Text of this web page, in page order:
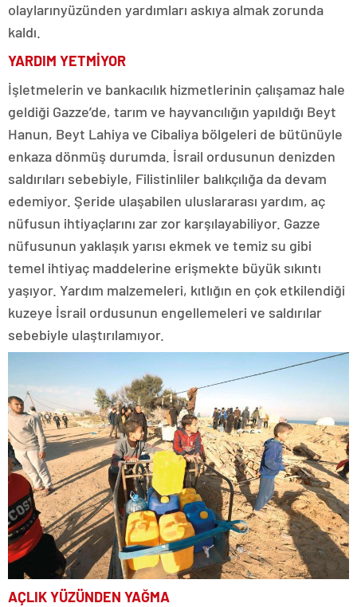
olaylarınyüzünden yardımları askıya almak zorunda
kaldı.
YARDIM YETMİYOR
İşletmelerin ve bankacılık hizmetlerinin çalışamaz hale
geldiği Gazze’de, tarım ve hayvancılığın yapıldığı Beyt
Hanun, Beyt Lahiya ve Cibaliya bölgeleri de bütünüyle
enkaza dönmüş durumda. İsrail ordusunun denizden
saldırıları sebebiyle, Filistinliler balıkçılığa da devam
edemiyor. Şeride ulaşabilen uluslararası yardım, aç
nüfusun ihtiyaçlarını zar zor karşılayabiliyor. Gazze
nüfusunun yaklaşık yarısı ekmek ve temiz su gibi
temel ihtiyaç maddelerine erişmekte büyük sıkıntı
yaşıyor. Yardım malzemeleri, kıtlığın en çok etkilendiği
kuzeye İsrail ordusunun engellemeleri ve saldırılar
sebebiyle ulaştırılamıyor.
AÇLIK YÜZÜNDEN YAĞMA